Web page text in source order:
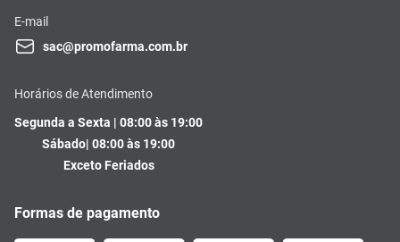
E-mail
sac@promofarma.com.br
Horários de Atendimento
Segunda a Sexta | 08:00 às 19:00
Sábado| 08:00 às 19:00
Exceto Feriados
Formas de pagamento